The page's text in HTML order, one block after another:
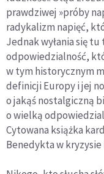
prawdziwej »próby
radykalizm napięć,
Jednak wyłania się
odpowiedzialność,
w tym historycznym
definicji Europy i jej
o jakąś nostalgiczną
o wielką
Cytowana książka
Benedykta w